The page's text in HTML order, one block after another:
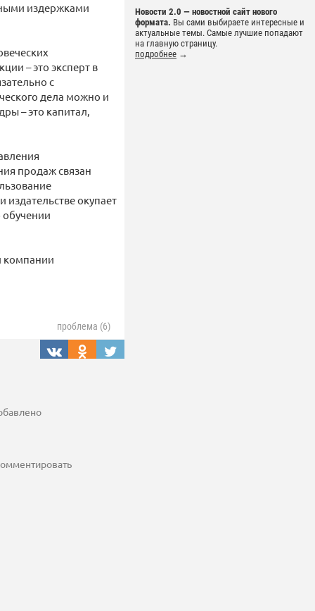
Новости 2.0 — новостной сайт нового
формата. Вы сами выбираете интересные и
актуальные темы. Самые лучшие попадают
на главную страницу.
подробнее →
издержками
– это эксперт в
с
дела можно и
– это капитал,
продаж связан
окупает
обучении
компании
проблема (6)